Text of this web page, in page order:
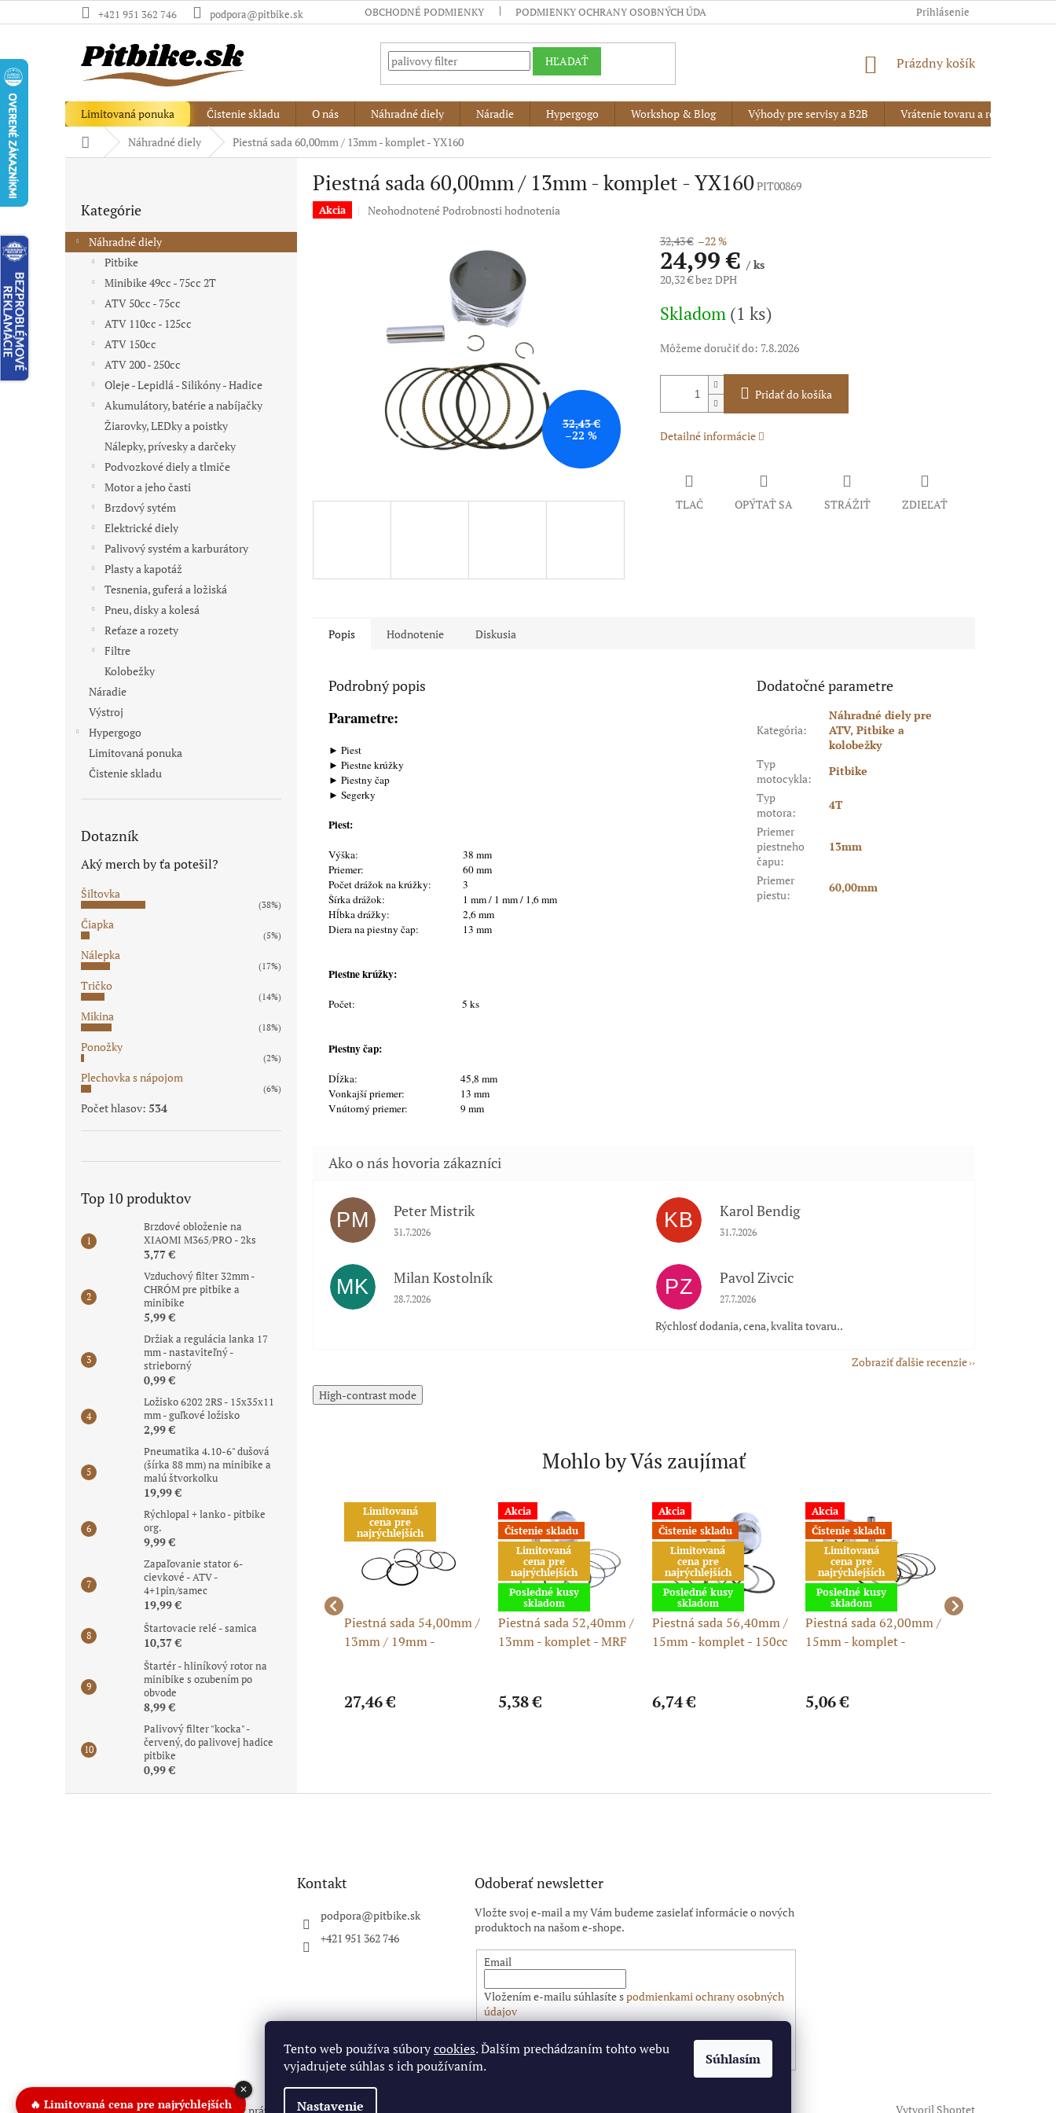
Tento web používa súborycookies. Ďalším prechádzaním tohto webu
vyjadrujete súhlas s ich používaním.
Nastavenie
Súhlasím
na
+421 951 362 746 podpora@pitbike.sk OBCHODNÉ PODMIENKY PODMIENKY OCHRANY OSOBNÝCH ÚDAJOV Prihlásenie
HĽADAŤ
NÁKUPNÝ
Prázdny košík
Limitovaná ponuka Čistenie skladu O nás Náhradné diely Náradie Hypergogo Workshop & Blog Výhody pre servisy a B2B
Vrátenie tovaru a reklamácia
DomovNáhradné diely Piestná sada 60,00mm / 13mm - komplet - YX160
ý
p
kategórie
Kategórie
Náhradné diely
Pitbike
Minibike 49cc - 75cc 2T
ATV 50cc - 75cc
ATV 110cc - 125cc
ATV 150cc
ATV 200 - 250cc
Oleje - Lepidlá - Silikóny - Hadice
Akumulátory, batérie a nabíjačky
Žiarovky, LEDky a poistky
Nálepky, prívesky a darčeky
Podvozkové diely a tlmiče
Motor a jeho časti
Brzdový sytém
Elektrické diely
Palivový systém a karburátory
Plasty a kapotáž
Tesnenia, guferá a ložiská
Pneu, disky a kolesá
Reťaze a rozety
Filtre
Kolobežky
Náradie
Výstroj
Hypergogo
Limitovaná ponuka
Čistenie skladu
Dotazník
Aký merch by ťa potešil?
Šiltovka
(38%)
Čiapka
(5%)
Nálepka
(17%)
Tričko
(14%)
Mikina
(18%)
Ponožky
(2%)
Plechovka s nápojom
(6%)
Počet hlasov: 534
Top 10 produktov
Brzdové obloženie na
XIAOMI M365/PRO - 2ks
3,77 €
Vzduchový filter 32mm -
CHRÓM pre pitbike a
minibike
5,99 €
Držiak a regulácia lanka 17
mm - nastaviteľný -
strieborný
0,99 €
Ložisko 6202 2RS - 15x35x11
mm - guľkové ložisko
2,99 €
Pneumatika 4.10-6" dušová
(šírka 88 mm) na minibike a
malú štvorkolku
19,99 €
Rýchlopal + lanko - pitbike
org.
9,99 €
Zapaľovanie stator 6-
cievkové - ATV -
4+1pin/samec
19,99 €
Štartovacie relé - samica
10,37 €
Štartér - hliníkový rotor na
minibike s ozubením po
obvode
8,99 €
Palivový filter "kocka" -
červený, do palivovej hadice
pitbike
0,99 €
Piestná sada 60,00mm / 13mm - komplet - YX160 PIT00869
Akcia
Priemerné
NeohodnotenéPodrobnosti hodnotenia
32,43 €
–22 %
32,43 € –22 %
24,99 €/ ks
20,32 € bez DPH
cena:
Skladom (1 ks)
Môžeme doručiť do: 7.8.2026
Pridať do košíka
Detailné informácie
TLAČ OPÝTAŤ SA STRÁŽIŤ ZDIEĽAŤ
Popis Hodnotenie Diskusia
Podrobný popis
Parametre:
► Piest
► Piestne krúžky
► Piestny čap
► Segerky
Piest:
Výška:
38 mm
Priemer:
60 mm
Počet drážok na krúžky:
3
Šírka drážok:
1 mm / 1 mm / 1,6 mm
Hĺbka drážky:
2,6 mm
Diera na piestny čap:
13 mm
Piestne krúžky:
Počet: 5 ks
Piestny čap:
Dĺžka:
45,8 mm
Vonkajší priemer:
13 mm
Vnútorný priemer:
9 mm
Dodatočné parametre
Kategória:
Náhradné diely pre
ATV, Pitbike a
kolobežky
Typ
motocykla:
Pitbike
Typ
motora:
4T
Priemer
piestneho
čapu:
13mm
Priemer
piestu:
60,00mm
PM Peter Mistrik
Hodnotenie obchodu je 5 z 5 hviezdičiek.
31.7.2026
KB Karol Bendig
Hodnotenie obchodu je 5 z 5 hviezdičiek.
31.7.2026
MK Milan Kostolník
Hodnotenie obchodu je 5 z 5 hviezdičiek.
28.7.2026
PZ Pavol Zivcic
Hodnotenie obchodu je 5 z 5 hviezdičiek.
27.7.2026
Rýchlosť dodania, cena, kvalita tovaru..
Zobraziť ďalšie recenzie
High-contrast mode
Mohlo by Vás zaujímať
Piestná sada 110cc -
52,40 mm / čap 13 mm -
14,99 €
Akcia
Piestne krúžky 60mm
Limitovaná
cena pre
najrýchlejších
Piestná sada 54,00mm /
13mm / 19mm -
27,46 €
Akcia
Čistenie skladu
Limitovaná
cena pre
najrýchlejších
Posledné kusy
skladom
Piestná sada 52,40mm /
13mm - komplet - MRF
5,38 €
Akcia
Čistenie skladu
Limitovaná
cena pre
najrýchlejších
Posledné kusy
skladom
Piestná sada 56,40mm /
15mm - komplet - 150cc
6,74 €
Akcia
Čistenie skladu
Limitovaná
cena pre
najrýchlejších
Posledné kusy
skladom
Piestná sada 62,00mm /
15mm - komplet -
5,06 €
Kontakt
podpora@pitbike.sk
+421 951 362 746
Odoberať newsletter
Vložte svoj e-mail a my Vám budeme zasielať informácie o nových
produktoch na našom e-shope.
Email
Vložením e-mailu súhlasíte spodmienkami ochrany osobných
údajov
PRIHLÁSIŤ SA
Vytvoril Shoptet
🔥 Limitovaná cena pre najrýchlejších
✕